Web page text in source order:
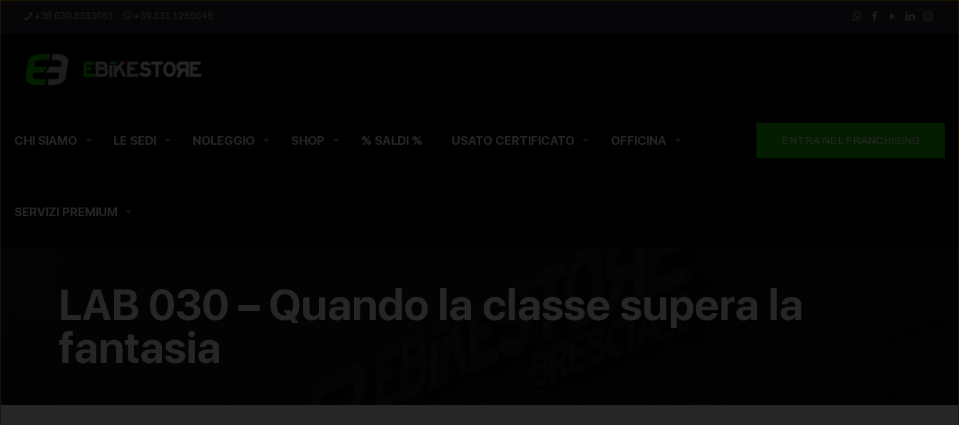
CHI SIAMO LE SEDI NOLEGGIO SHOP % SALDI % USATO CERTIFICATO OFFICINA
SERVIZI PREMIUM
ENTRA NEL FRANCHISING
LAB 030 – Quando la classe supera la
fantasia